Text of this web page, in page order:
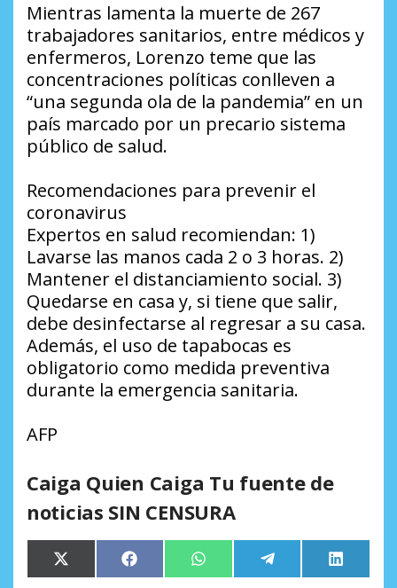
Mientras lamenta la muerte de 267
trabajadores sanitarios, entre médicos y
enfermeros, Lorenzo teme que las
concentraciones políticas conlleven a
“una segunda ola de la pandemia” en un
país marcado por un precario sistema
público de salud.
Recomendaciones para prevenir el
coronavirus
Expertos en salud recomiendan: 1)
Lavarse las manos cada 2 o 3 horas. 2)
Mantener el distanciamiento social. 3)
Quedarse en casa y, si tiene que salir,
debe desinfectarse al regresar a su casa.
Además, el uso de tapabocas es
obligatorio como medida preventiva
durante la emergencia sanitaria.
AFP
Caiga Quien Caiga Tu fuente de
noticias SIN CENSURA
Compartir
en
X
(Twitter)
Compartir
en
Facebook Compartir
en
WhatsApp Compartir
en
Telegram
en
LinkedIn